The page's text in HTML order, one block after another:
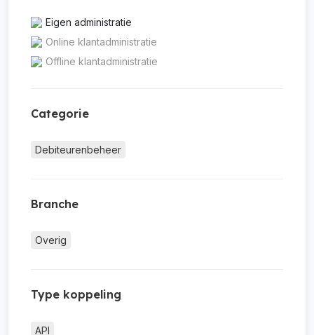
Eigen administratie
Online klantadministratie
Offline klantadministratie
Categorie
Debiteurenbeheer
Branche
Overig
Type koppeling
API